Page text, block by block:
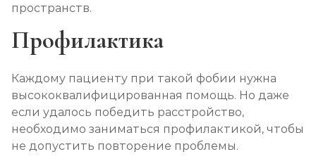
пространств.
Профилактика
Каждому пациенту при такой фобии нужна
высококвалифицированная помощь. Но даже
если удалось победить расстройство,
необходимо заниматься профилактикой, чтобы
не допустить повторение проблемы.